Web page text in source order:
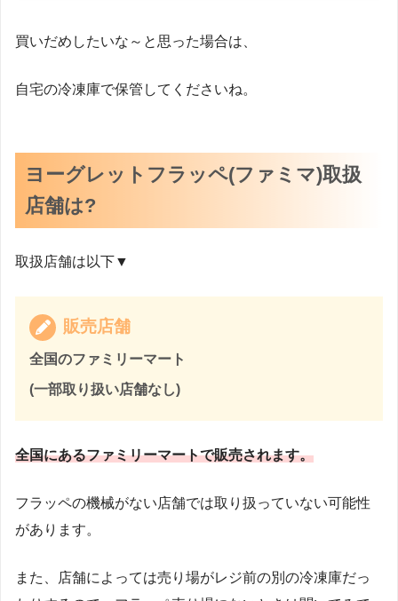
買いだめしたいな～と思った場合は、
自宅の冷凍庫で保管してくださいね。
ヨーグレットフラッペ(ファミマ)取扱
店舗は?
取扱店舗は以下▼
販売店舗
全国のファミリーマート
(一部取り扱い店舗なし)
全国にあるファミリーマートで販売されます。
フラッペの機械がない店舗では取り扱っていない可能性
があります。
また、店舗によっては売り場がレジ前の別の冷凍庫だっ